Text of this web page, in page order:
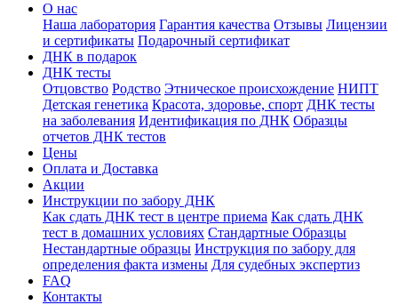
О нас
Наша лаборатория Гарантия качества Отзывы Лицензии
и сертификаты Подарочный сертификат
ДНК в подарок
ДНК тесты
Отцовство Родство Этническое происхождение НИПТ
Детская генетика Красота, здоровье, спорт ДНК тесты
на заболевания Идентификация по ДНК Образцы
отчетов ДНК тестов
Цены
Оплата и Доставка
Акции
Инструкции по забору ДНК
Как сдать ДНК тест в центре приема Как сдать ДНК
тест в домашних условиях Стандартные Образцы
Нестандартные образцы Инструкция по забору для
определения факта измены Для судебных экспертиз
FAQ
Контакты